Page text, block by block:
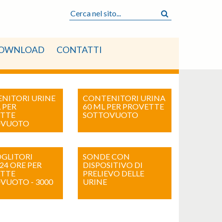
CONTATTI
URINE
CONTENITORI URINA
60 ML PER PROVETTE
SOTTOVUOTO
ORE PER
- 3000
SONDE CON
DISPOSITIVO DI
PRELIEVO DELLE
URINE